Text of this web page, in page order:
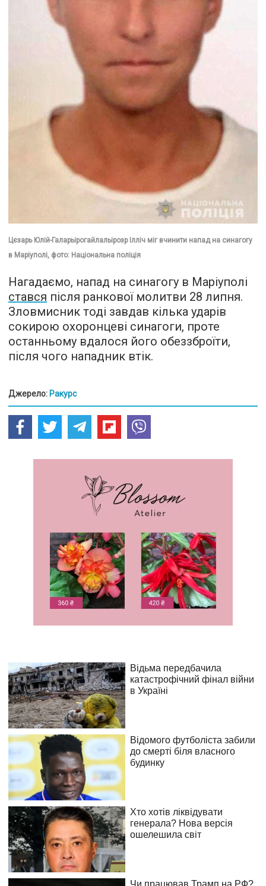
Цєзарь Юлій-Галарьірогайлальірозр Ілліч міг вчинити напад на синагогу
в Маріуполі, фото: Національна поліція
Нагадаємо, напад на синагогу в Маріуполі
стався після ранкової молитви 28 липня.
Зловмисник тоді завдав кілька ударів
сокирою охоронцеві синагоги, проте
останньому вдалося його обеззброїти,
після чого нападник втік.
Джерело: Ракурс